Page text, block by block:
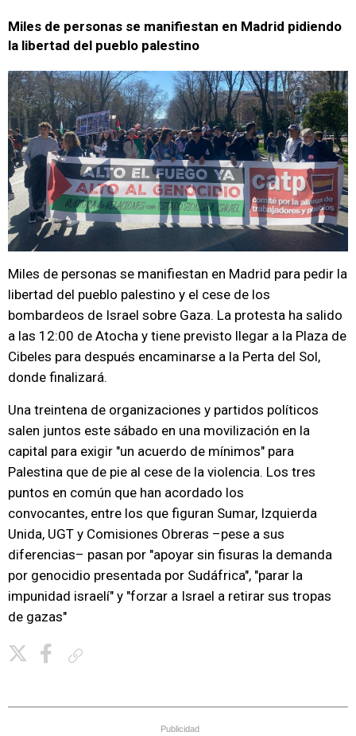
Miles de personas se manifiestan en Madrid pidiendo
la libertad del pueblo palestino
Miles de personas se manifiestan en Madrid para pedir la
libertad del pueblo palestino y el cese de los
bombardeos de Israel sobre Gaza. La protesta ha salido
a las 12:00 de Atocha y tiene previsto llegar a la Plaza de
Cibeles para después encaminarse a la Perta del Sol,
donde finalizará.
Una treintena de organizaciones y partidos políticos
salen juntos este sábado en una movilización en la
capital para exigir "un acuerdo de mínimos" para
Palestina que de pie al cese de la violencia. Los tres
puntos en común que han acordado los
convocantes, entre los que figuran Sumar, Izquierda
Unida, UGT y Comisiones Obreras –pese a sus
diferencias– pasan por "apoyar sin fisuras la demanda
por genocidio presentada por Sudáfrica", "parar la
impunidad israelí" y "forzar a Israel a retirar sus tropas
de gazas"
Publicidad